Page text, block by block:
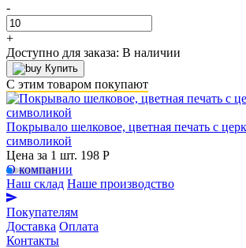
-
+
Доступно для заказа: В наличии
Купить
С этим товаром покупают
Покрывало шелковое, цветная печать с
символикой
Цена за 1 шт. 198 Р
О компании
Наш склад Наше производство
Покупателям
Доставка Оплата
Контакты